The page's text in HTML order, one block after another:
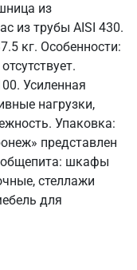
из
из трубы AISI 430.
кг. Особенности:
Усиленная
нагрузки,
Упаковка:
представлен
общепита: шкафы
стеллажи
для